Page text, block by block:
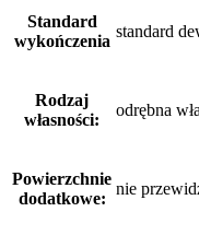
Standard
wykończenia
standard
Rodzaj
własności:
odrębna
Powierzchnie
dodatkowe:
nie